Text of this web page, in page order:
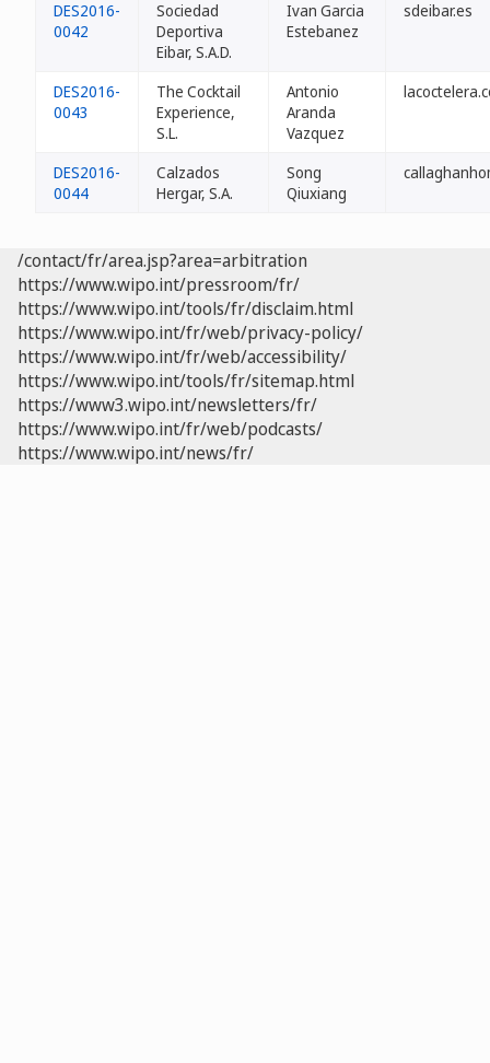
DES2016-
0042
Sociedad
Deportiva
Eibar, S.A.D.
Ivan Garcia
Estebanez
sdeibar.es
DES2016-
0043
The Cocktail
Experience,
S.L.
Antonio
Aranda
Vazquez
DES2016-
0044
Calzados
Hergar, S.A.
Song
Qiuxiang
/contact/fr/area.jsp?area=arbitration
https://www.wipo.int/pressroom/fr/
https://www.wipo.int/tools/fr/disclaim.html
https://www.wipo.int/fr/web/privacy-policy/
https://www.wipo.int/fr/web/accessibility/
https://www.wipo.int/tools/fr/sitemap.html
https://www3.wipo.int/newsletters/fr/
https://www.wipo.int/fr/web/podcasts/
https://www.wipo.int/news/fr/